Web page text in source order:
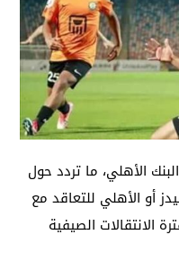
الأهلي، ما تردد حول
أو الأهلي للتعاقد مع
الانتقالات الصيفية